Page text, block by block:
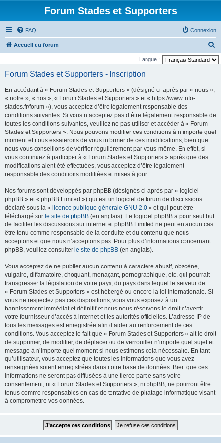
Forum Stades et Supporters
FAQ Connexion
Accueil du forum
e
Langue :
Forum Stades et Supporters - Inscription
En accédant à « Forum Stades et Supporters » (désigné ci-après par « nous »,
« notre », « nos », « Forum Stades et Supporters » et « https://www.info-
stades.fr/forum »), vous acceptez d’être légalement responsable des
conditions suivantes. Si vous n’acceptez pas d’être légalement responsable de
toutes les conditions suivantes, veuillez ne pas utiliser et accéder à « Forum
Stades et Supporters ». Nous pouvons modifier ces conditions à n’importe quel
moment et nous essaierons de vous informer de ces modifications, bien que
nous vous conseillons de vérifier régulièrement par vous-même. En effet, si
vous continuez à participer à « Forum Stades et Supporters » après que des
modifications aient été effectuées, vous acceptez d’être légalement
responsable des conditions modifiées et mises à jour.
Nos forums sont développés par phpBB (désignés ci-après par « logiciel
phpBB » et « phpBB Limited ») qui est un logiciel de forum de discussions
déclaré sous la « licence publique générale GNU 2.0 » et qui peut être
téléchargé sur le site de phpBB (en anglais). Le logiciel phpBB a pour seul but
de faciliter les discussions sur internet et phpBB Limited ne peut en aucun cas
être tenu comme responsable de la conduite et du contenu que nous
acceptons et que nous n’acceptons pas. Pour plus d’informations concernant
phpBB, veuillez consulter le site de phpBB (en anglais).
Vous acceptez de ne publier aucun contenu à caractère abusif, obscène,
vulgaire, diffamatoire, choquant, menaçant, pornographique, etc. qui pourrait
transgresser la législation de votre pays, du pays dans lequel le serveur de
« Forum Stades et Supporters » est hébergé ou encore la loi internationale. Si
vous ne respectez pas ces dispositions, vous vous exposez à un
bannissement immédiat et définitif et nous nous réservons le droit d’avertir
votre fournisseur d’accès à internet et les autorités officielles. L’adresse IP de
tous les messages est enregistrée afin d’aider au renforcement de ces
conditions. Vous acceptez le fait que « Forum Stades et Supporters » ait le droit
de supprimer, de modifier, de déplacer ou de verrouiller n’importe quel sujet et
message à n’importe quel moment si nous estimons cela nécessaire. En tant
qu’utilisateur, vous acceptez que toutes les informations que vous avez
renseignées soient enregistrées dans notre base de données. Bien que ces
informations ne seront pas diffusées à une tierce partie sans votre
consentement, ni « Forum Stades et Supporters », ni phpBB, ne pourront être
tenus comme responsables en cas de tentative de piratage informatique visant
à compromettre vos données.